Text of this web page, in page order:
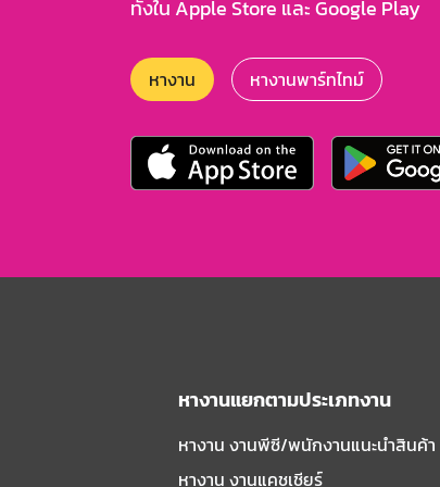
ทั้งใน Apple Store และ Google Play
หางาน หางานพาร์ทไทม์
หางานแยกตามประเภทงาน
หางาน งานพีซี/พนักงานแนะนําสินค้า
หางาน งานแคชเชียร์